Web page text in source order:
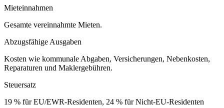
Mieteinnahmen
Gesamte vereinnahmte Mieten.
Abzugsfähige Ausgaben
Kosten wie kommunale Abgaben, Versicherungen, Nebenkosten,
Reparaturen und Maklergebühren.
Steuersatz
19 % für EU/EWR-Residenten, 24 % für Nicht-EU-Residenten